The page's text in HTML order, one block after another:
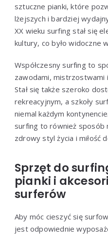
sztuczne pianki, które
lżejszych i bardziej
XX wieku surfing stał się
kultury, co było widoczne
Współczesny surfing to
zawodami, mistrzostwami
Stał się także szeroko
rekreacyjnym, a szkoły
niemal każdym
surfing to również sposób
zdrowy styl życia i miłość
Sprzęt do
pianki i
surferów
Aby móc cieszyć się
jest odpowiednie